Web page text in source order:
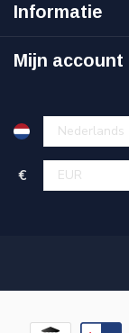
Informatie
Mijn account
€